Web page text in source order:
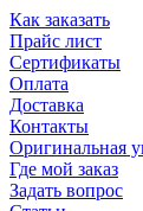
Как заказать
Прайс лист
Сертификаты
Оплата
Доставка
Контакты
Оригинальная
Где мой заказ
Задать вопрос